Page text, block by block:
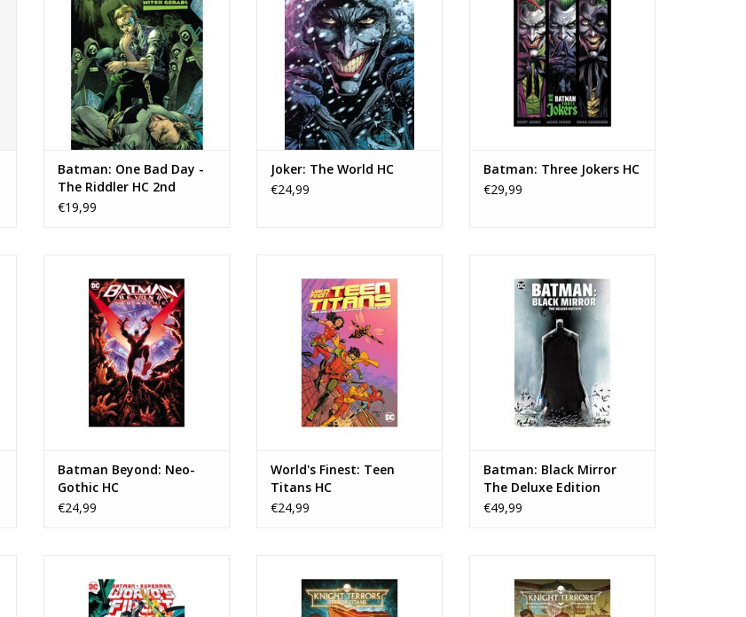
TOEVOEGEN AAN WINKELWAGEN
Batman: One Bad Day -
The Riddler HC 2nd
Printing Batman Day
€19,99
Joker: The World HC
€24,99
Batman: Three Jokers HC
€29,99
TOEVOEGEN AAN WINKELWAGEN
Batman Beyond: Neo-
Gothic HC
€24,99
TOEVOEGEN AAN WINKELWAGEN
World's Finest: Teen
Titans HC
€24,99
Edition
TOEVOEGEN AAN WINKELWAGEN
Batman: Black Mirror
The Deluxe Edition
€49,99
Finest Vol. 3: Elementary HC
TOEVOEGEN AAN WINKELWAGEN
TOEVOEGEN AAN WINKELWAGEN
Creatures HC
TOEVOEGEN AAN WINKELWAGEN